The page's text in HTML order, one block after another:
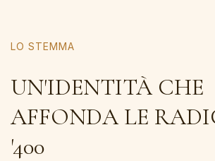
LO STEMMA
UN'IDENTITÀ CHE
AFFONDA LE
'400